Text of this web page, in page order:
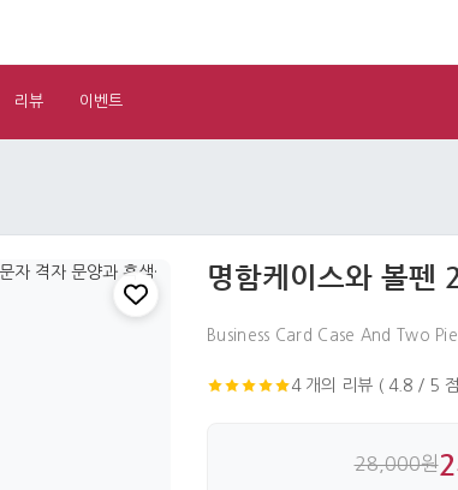
리뷰 이벤트
명함케이스와 볼펜
Business Card Case And Two
4 개의 리뷰 ( 4.8 / 5
28,000원